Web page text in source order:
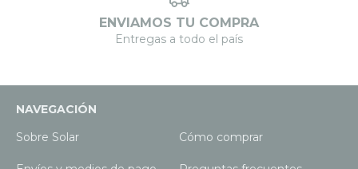
ENVIAMOS TU COMPRA
Entregas a todo el país
NAVEGACIÓN
Sobre Solar
Cómo comprar